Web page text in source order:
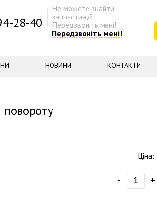
28-40
Не можете знайти
запчастину?
Передзвоніть мені!
Передзвоніть мені!
НОВИНИ КОНТАКТИ
Ціна:
- +